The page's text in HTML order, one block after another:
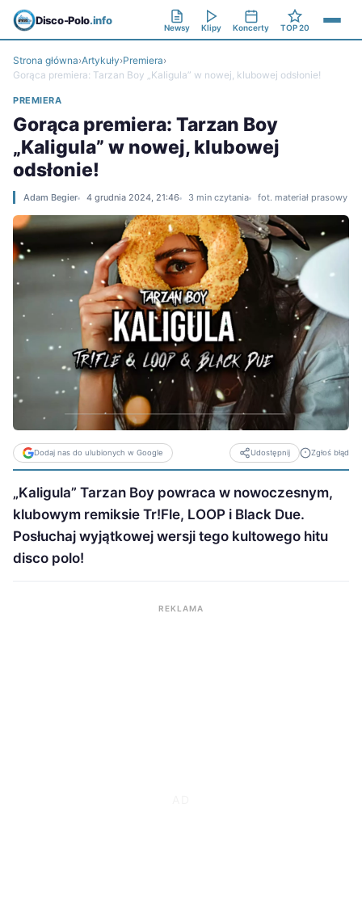
Disco-Polo.info
Newsy Klipy Koncerty TOP 20
Strona główna›Artykuły›Premiera›
Gorąca premiera: Tarzan Boy „Kaligula” w nowej, klubowej odsłonie!
PREMIERA
Gorąca premiera: Tarzan Boy
„Kaligula” w nowej, klubowej
odsłonie!
Adam Begier 4 grudnia 2024, 21:46 3 min czytania fot. materiał prasowy
Dodaj nas do ulubionych w Google Udostępnij Zgłoś błąd
„Kaligula” Tarzan Boy powraca w nowoczesnym,
klubowym remiksie Tr!Fle, LOOP i Black Due.
Posłuchaj wyjątkowej wersji tego kultowego hitu
disco polo!
REKLAMA